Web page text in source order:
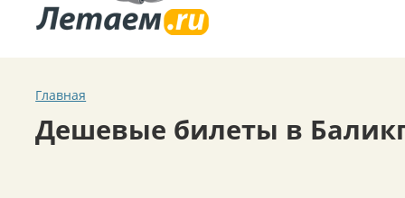
Главная
Дешевые билеты в